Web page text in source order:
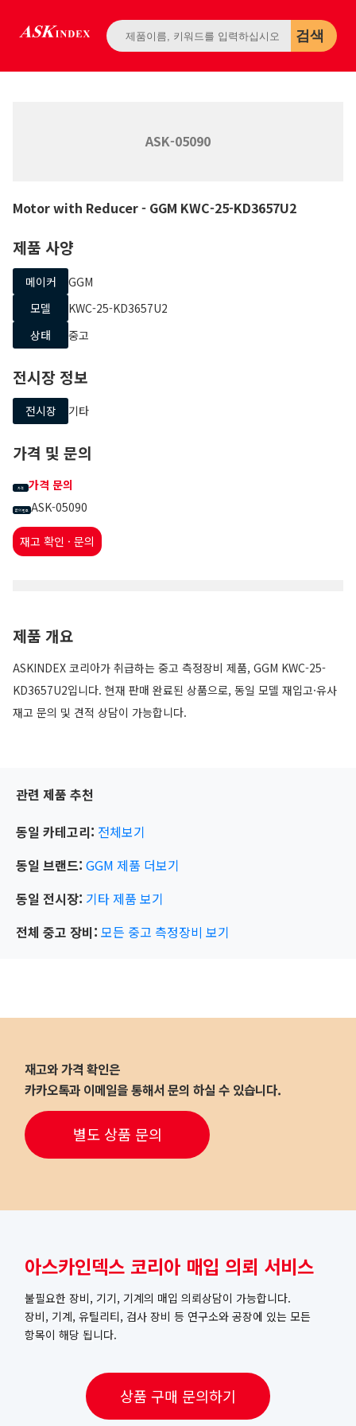
검색
ASK-05090
Motor with Reducer- GGM KWC-25-KD3657U2
제품 사양
메이커
GGM
모델
KWC-25-KD3657U2
상태
중고
전시장 정보
전시장 기타
가격 및 문의
가격 가격 문의
문의 번호 ASK-05090
재고 확인 · 문의
제품 개요
ASKINDEX 코리아가 취급하는 중고 측정장비 제품, GGM KWC-25-
KD3657U2입니다. 현재 판매 완료된 상품으로, 동일 모델 재입고·유사
재고 문의 및 견적 상담이 가능합니다.
관련 제품 추천
동일 카테고리: 전체보기
동일 브랜드: GGM 제품 더보기
동일 전시장: 기타제품 보기
전체 중고 장비: 모든 중고 측정장비 보기
재고와 가격 확인은
카카오톡과 이메일을 통해서 문의 하실 수 있습니다.
별도 상품 문의
아스카인덱스 코리아 매입 의뢰 서비스
불필요한 장비, 기기, 기계의 매입 의뢰상담이 가능합니다.
장비, 기계, 유틸리티, 검사 장비 등 연구소와 공장에 있는 모든
항목이 해당 됩니다.
상품 구매 문의하기